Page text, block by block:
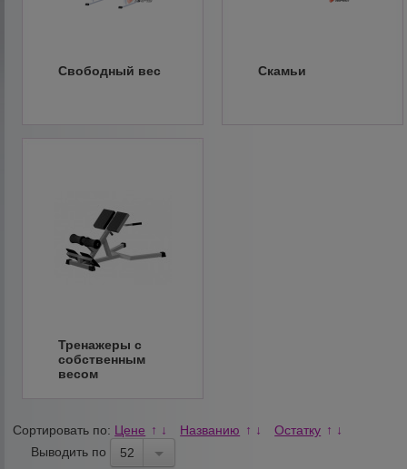
Свободный вес Скамьи
Тренажеры с
собственным
весом
Сортировать по: Цене ↑ ↓ Названию ↑ ↓ Остатку ↑ ↓
Выводить по 52